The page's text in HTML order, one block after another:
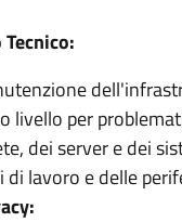
livello per
dei server e dei
di lavoro e delle